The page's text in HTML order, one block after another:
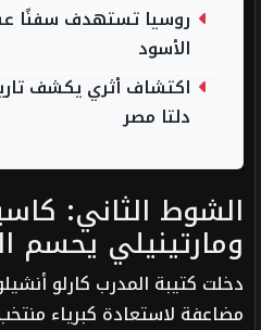
روسيا تستهدف سفنًا
الأسود
اكتشاف أثري يكشف
دلتا مصر
الشوط الثاني:
ومارتينيلي يحسم
دخلت كتيبة المدرب كارلو
مضاعفة لاستعادة كبرياء